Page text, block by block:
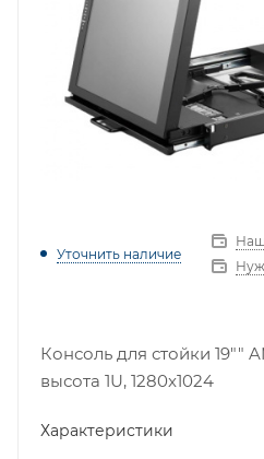
Уточнить наличие
Консоль для стойки 19""
высота 1U, 1280x1024
Характеристики